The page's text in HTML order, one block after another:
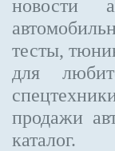
новости
тесты,
для
продажи
каталог.